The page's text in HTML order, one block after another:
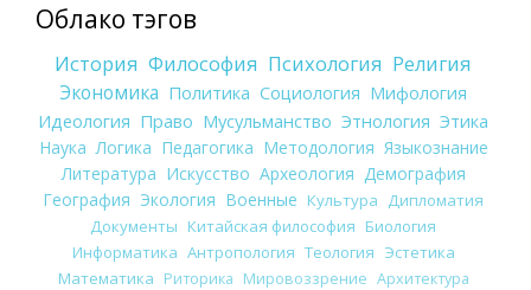
Облако тэгов
История Философия Психология Религия
Экономика Политика Социология Мифология
Идеология Право Мусульманство Этнология Этика
Наука Логика Педагогика Методология Языкознание
Литература Искусство Археология Демография
География Экология Военные Культура
Дипломатия
Документы Китайская философия Биология
Информатика Антропология Теология Эстетика
Математика Риторика Мировоззрение Архитектура